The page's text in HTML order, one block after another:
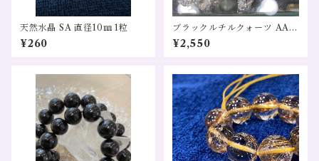
天然水晶 SA 直径10㎜ 1粒
¥260
ブラックルチルクォーツ AAA
直径9.5～10㎜ 希少 １粒売
り
¥2,550